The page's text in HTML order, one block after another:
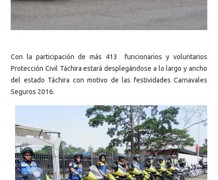
Con la participación de más 413 funcionarios y voluntarios
Protección Civil Táchira estará desplegándose a lo largo y ancho
del estado Táchira con motivo de las festividades Carnavales
Seguros 2016.